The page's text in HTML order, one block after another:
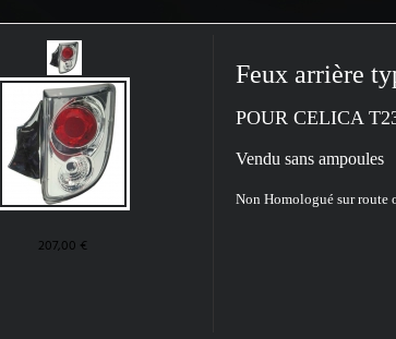
207,00 €
Feux arrière
POUR CELICA
Vendu sans ampoules
Non Homologué sur route